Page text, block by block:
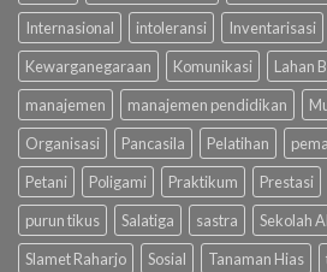
Internasional
intoleransi Inventarisasi
Kewarganegaraan
Komunikasi Lahan
manajemen
manajemen pendidikan
Organisasi
Pancasila Pelatihan
Petani
Poligami Praktikum Prestasi
purun tikus
Salatiga sastra Sekolah
Slamet Raharjo
Sosial Tanaman Hias